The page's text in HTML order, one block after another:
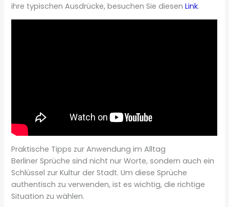
ihre typischen Ausdrücke, besuchen Sie diesenLink.
Praktische Tipps zur Anwendung im Alltag
Berliner Sprüche sind nicht nur Worte, sondern auch ein
Schlüssel zur Kultur der Stadt. Um diese Sprüche
authentisch zu verwenden, ist es wichtig, die richtige
Situation zu wählen.